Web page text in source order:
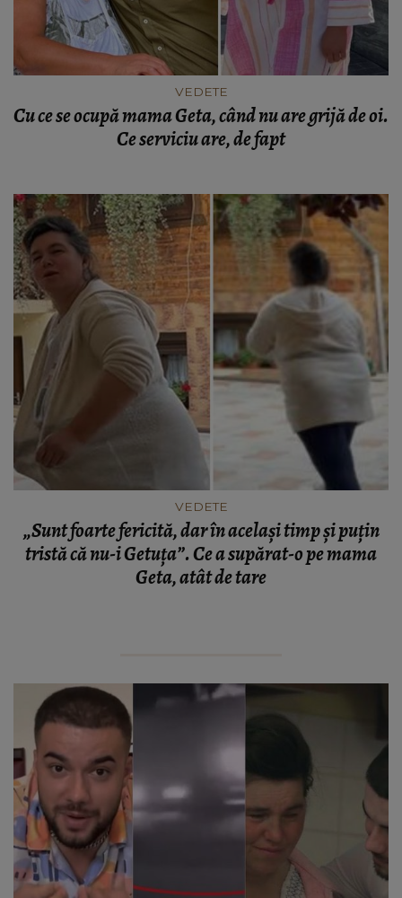
VEDETE
Cu ce se ocupă mama Geta, când nu are grijă de oi.
Ce serviciu are, de fapt
VEDETE
„Sunt foarte fericită, dar în același timp și puțin
tristă că nu-i Getuța”. Ce a supărat-o pe mama
Geta, atât de tare